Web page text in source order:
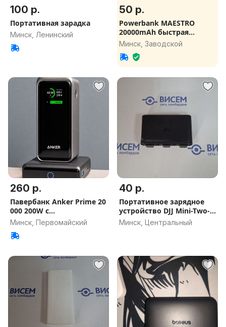
100 р.
Портативная зарадка
Минск, Ленинский
50 р.
Powerbank MAESTRO
20000mAh быстрая
зарядка
Минск, Заводской
260 р.
Павербанк Anker Prime 20
000 200W с
функ.беспров.з
Минск, Первомайский
40 р.
Портативное зарядное
устройство DJJ Mini-Two-
Way Charging Hub
Минск, Центральный